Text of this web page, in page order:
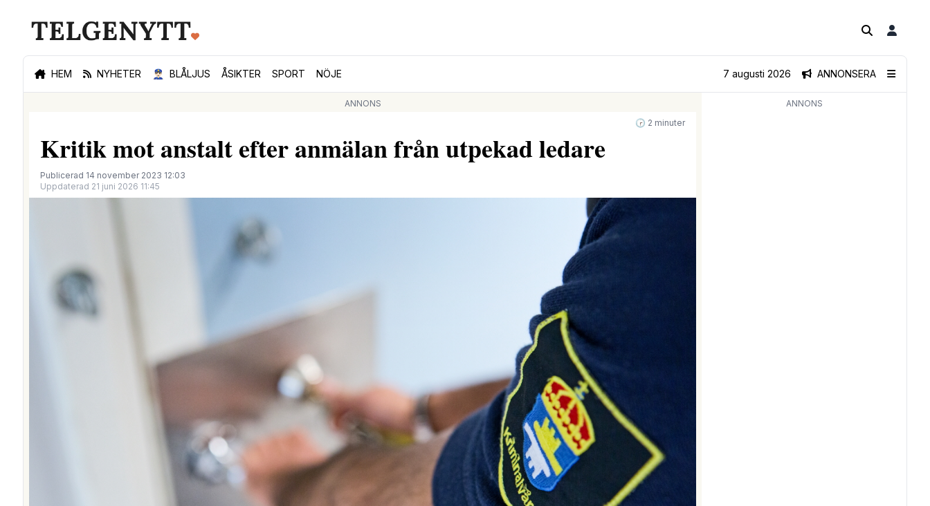
HEM NYHETER 👮🏻‍♂️ BLÅLJUS ÅSIKTER SPORT NÖJE ANNONSERA
7 augusti 2026
ANNONS
🕝 2 minuter
Kritik mot anstalt efter anmälan från utpekad ledare
Publicerad 14 november 2023 12:03
Uppdaterad 21 juni 2026 11:45
ANNONS